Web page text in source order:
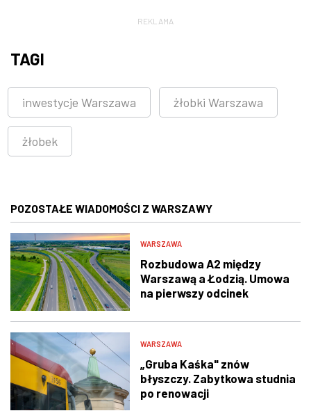
REKLAMA
TAGI
inwestycje Warszawa żłobki Warszawa
żłobek
POZOSTAŁE WIADOMOŚCI Z WARSZAWY
WARSZAWA
Rozbudowa A2 między
Warszawą a Łodzią. Umowa
na pierwszy odcinek
WARSZAWA
„Gruba Kaśka" znów
błyszczy. Zabytkowa studnia
po renowacji